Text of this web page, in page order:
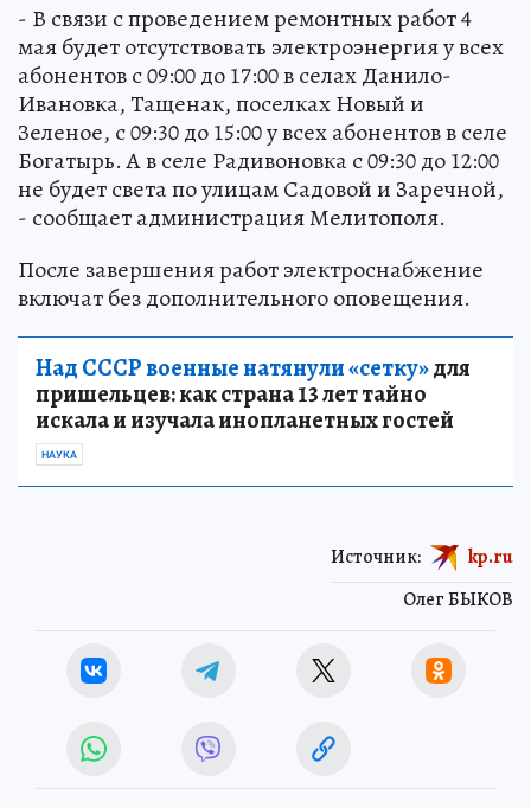
- В связи с проведением ремонтных работ 4
мая будет отсутствовать электроэнергия у всех
абонентов с 09:00 до 17:00 в селах Данило-
Ивановка, Тащенак, поселках Новый и
Зеленое, с 09:30 до 15:00 у всех абонентов в селе
Богатырь. А в селе Радивоновка с 09:30 до 12:00
не будет света по улицам Садовой и Заречной,
- сообщает администрация Мелитополя.
После завершения работ электроснабжение
включат без дополнительного оповещения.
Над СССР военные натянули «сетку»для
пришельцев: как страна 13 лет тайно
искала и изучала инопланетных гостей
НАУКА
Олег БЫКОВ
Источник: kp.ru